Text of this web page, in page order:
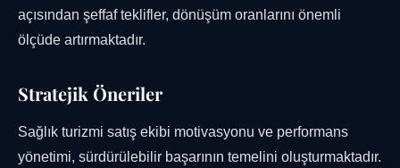
açısından şeffaf teklifler, dönüşüm oranlarını önemli
ölçüde artırmaktadır.
Stratejik Öneriler
Sağlık turizmi satış ekibi motivasyonu ve performans
yönetimi, sürdürülebilir başarının temelini oluşturmaktadır.